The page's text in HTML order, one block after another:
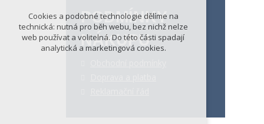
PODMÍNKY
NÁKUPU
ODMÍTNOUT VŠE
Cookies a podobné technologie dělíme na
technická: nutná pro běh webu, bez nichž nelze
web používat a volitelná. Do této části spadají
analytická a marketingová cookies.